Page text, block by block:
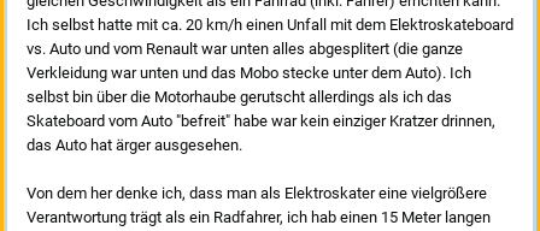
Ich selbst hatte mit ca. 20 km/h einen Unfall mit dem Elektroskateboard
vs. Auto und vom Renault war unten alles abgesplitert (die ganze
Verkleidung war unten und das Mobo stecke unter dem Auto). Ich
selbst bin über die Motorhaube gerutscht allerdings als ich das
Skateboard vom Auto "befreit" habe war kein einziger Kratzer drinnen,
das Auto hat ärger ausgesehen.
Von dem her denke ich, dass man als Elektroskater eine vielgrößere
Verantwortung trägt als ein Radfahrer, ich hab einen 15 Meter langen